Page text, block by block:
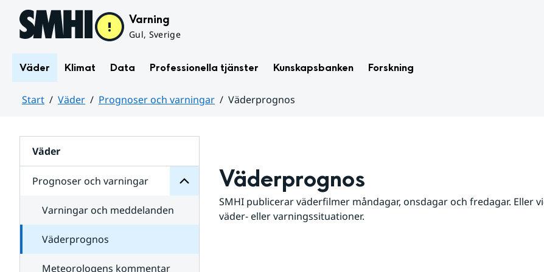
Hoppa till sidans innehåll Varning
Gul, Sverige
Väder Klimat Data Professionella tjänster Kunskapsbanken Forskning
Start Väder Prognoser och varningar
Väderprognos
Väder
Prognoser och varningar
för
varningar
Varningar och meddelanden
Väderprognos
Meteorologens kommentar
Väderprognos
SMHI publicerar väderfilmer måndagar, onsdagar och fredagar. Eller
väder- eller varningssituationer.